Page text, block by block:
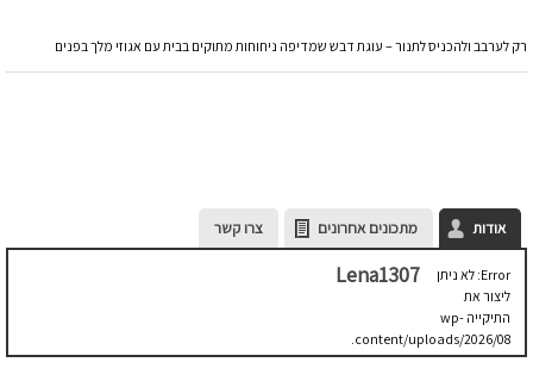
רק לערבב ולהכניס לתנור – עוגת דבש שמדיפה ניחוחות מתוקים בבית עם אגוזי מלך בפנים
אודות מתכונים אחרונים צרו קשר
Error: לא ניתן
ליצור את
התיקייה wp-
content/uploads/2026/08.
יש לבדוק
Lena1307